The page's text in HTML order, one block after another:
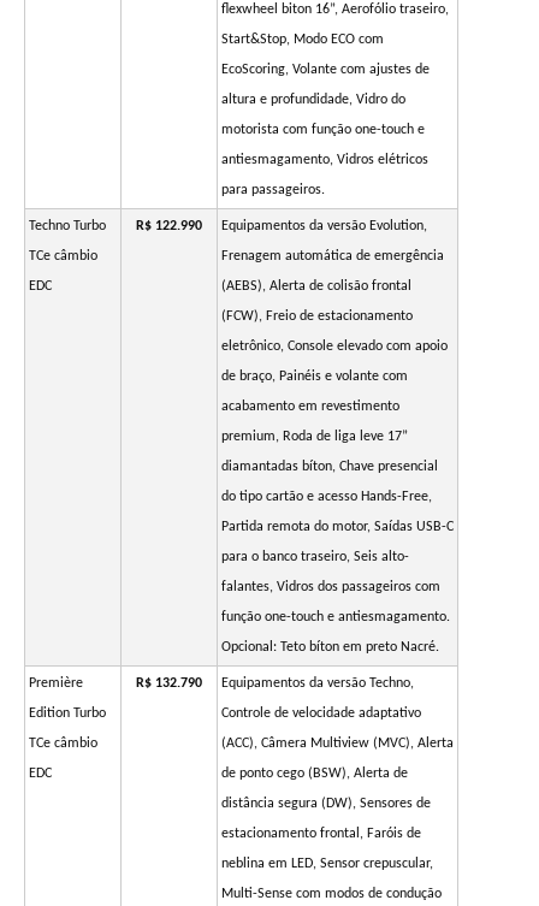
flexwheel biton 16”, Aerofólio traseiro,
Start&Stop, Modo ECO com
EcoScoring, Volante com ajustes de
altura e profundidade, Vidro do
motorista com função one-touch e
antiesmagamento, Vidros elétricos
para passageiros.
Techno Turbo
TCe câmbio
EDC
R$ 122.990 Equipamentos da versão Evolution,
Frenagem automática de emergência
(AEBS), Alerta de colisão frontal
(FCW), Freio de estacionamento
eletrônico, Console elevado com apoio
de braço, Painéis e volante com
acabamento em revestimento
premium, Roda de liga leve 17”
diamantadas bíton, Chave presencial
do tipo cartão e acesso Hands-Free,
Partida remota do motor, Saídas USB-C
para o banco traseiro, Seis alto-
falantes, Vidros dos passageiros com
função one-touch e antiesmagamento.
Opcional: Teto bíton em preto Nacré.
Première
Edition Turbo
TCe câmbio
EDC
R$ 132.790 Equipamentos da versão Techno,
Controle de velocidade adaptativo
(ACC), Câmera Multiview (MVC), Alerta
de ponto cego (BSW), Alerta de
distância segura (DW), Sensores de
estacionamento frontal, Faróis de
neblina em LED, Sensor crepuscular,
Multi-Sense com modos de condução